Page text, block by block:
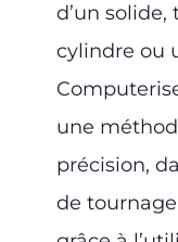
d’un solide,
cylindre ou
une
précision,
de